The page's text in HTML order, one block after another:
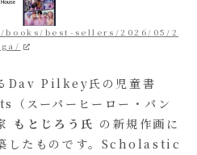
best-sellers/2026/05/2
Dav Pilkey氏の児童書
スーパーヒーロー・パン
もとじろう氏 の新規作画に
したものです。Scholastic